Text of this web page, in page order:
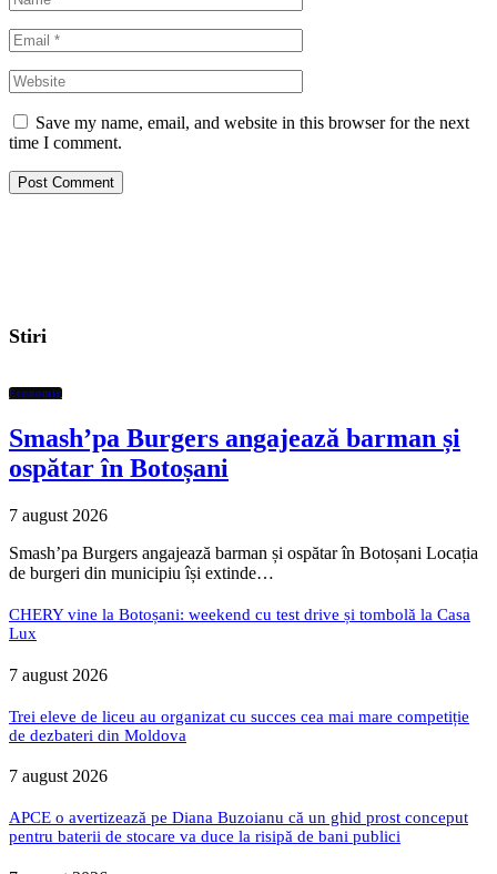
Save my name, email, and website in this browser for the next
time I comment.
Stiri
Economic
Smash’pa Burgers angajează barman și
ospătar în Botoșani
7 august 2026
Smash’pa Burgers angajează barman și ospătar în Botoșani Locația
de burgeri din municipiu își extinde…
CHERY vine la Botoșani: weekend cu test drive și tombolă la Casa
Lux
7 august 2026
Trei eleve de liceu au organizat cu succes cea mai mare competiție
de dezbateri din Moldova
7 august 2026
APCE o avertizează pe Diana Buzoianu că un ghid prost conceput
pentru baterii de stocare va duce la risipă de bani publici